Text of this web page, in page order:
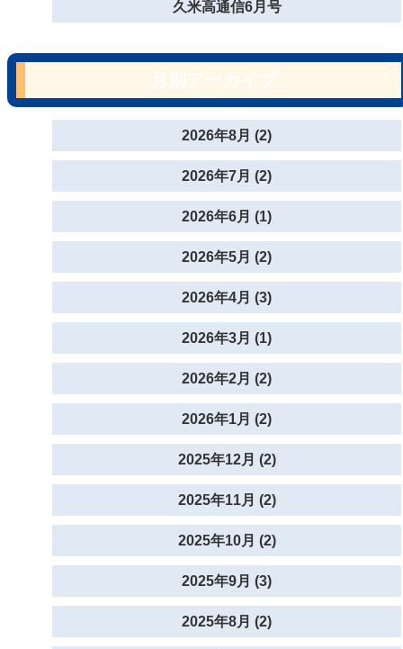
久米高通信6月号
2026年8月 (2)
2026年7月 (2)
2026年6月 (1)
2026年5月 (2)
2026年4月 (3)
2026年3月 (1)
2026年2月 (2)
2026年1月 (2)
2025年12月 (2)
2025年11月 (2)
2025年10月 (2)
2025年9月 (3)
2025年8月 (2)